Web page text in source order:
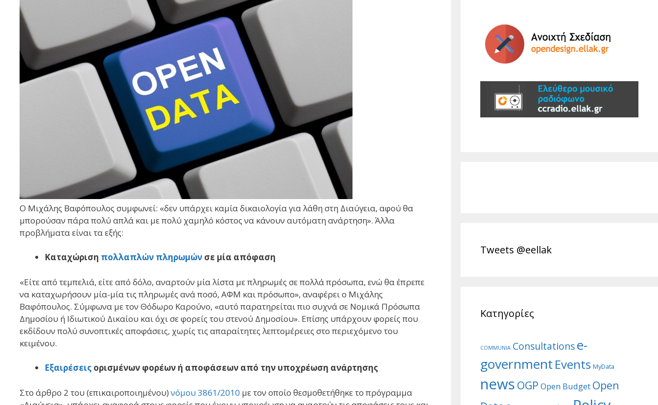
Ο Μιχάλης Βαφόπουλος συμφωνεί: «δεν υπάρχει καμία δικαιολογία για λάθη στη Διαύγεια, αφού θα
μπορούσαν πάρα πολύ απλά και με πολύ χαμηλό κόστος να κάνουν αυτόματη ανάρτηση». Άλλα
προβλήματα είναι τα εξής:
Καταχώριση πολλαπλών πληρωμών σε μία απόφαση
«Είτε από τεμπελιά, είτε από δόλο, αναρτούν μία λίστα με πληρωμές σε πολλά πρόσωπα, ενώ θα έπρεπε
να καταχωρήσουν μία-μία τις πληρωμές ανά ποσό, ΑΦΜ και πρόσωπο», αναφέρει ο Μιχάλης
Βαφόπουλος. Σύμφωνα με τον Θόδωρο Καρούνο, «αυτό παρατηρείται πιο συχνά σε Νομικά Πρόσωπα
Δημοσίου ή Ιδιωτικού Δικαίου και όχι σε φορείς του στενού Δημοσίου». Επίσης υπάρχουν φορείς που
εκδίδουν πολύ συνοπτικές αποφάσεις, χωρίς τις απαραίτητες λεπτομέρειες στο περιεχόμενο του
κειμένου.
Εξαιρέσεις ορισμένων φορέων ή αποφάσεων από την υποχρέωση ανάρτησης
Στο άρθρο 2 του (επικαιροποιημένου)νόμου 3861/2010 με τον οποίο θεσμοθετήθηκε το πρόγραμμα
Tweets @eellak
Κατηγορίες
COMMUNIA Consultations e-
government Events MyData
news OGP Open Budget Open